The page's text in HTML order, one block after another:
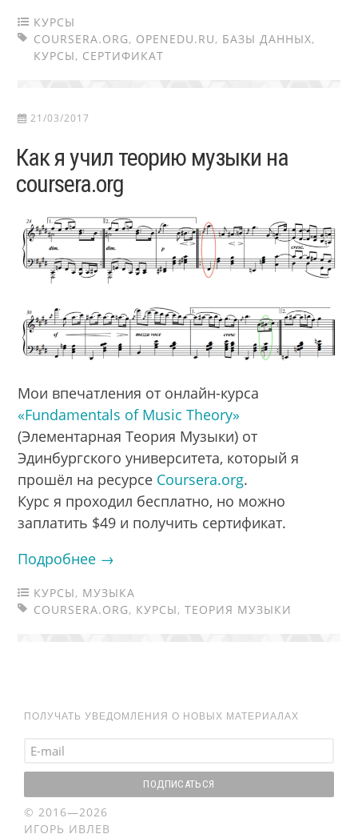
КУРСЫ
COURSERA.ORG, OPENEDU.RU, БАЗЫ ДАННЫХ,
КУРСЫ, СЕРТИФИКАТ
21/03/2017
Как я учил теорию музыки на
coursera.org
Мои впечатления от онлайн-курса
«Fundamentals of Music Theory»
(Элементарная Теория Музыки) от
Эдинбургского университета, который я
прошёл на ресурсе Coursera.org.
Курс я проходил бесплатно, но можно
заплатить $49 и получить сертификат.
Подробнее →
КУРСЫ, МУЗЫКА
COURSERA.ORG, КУРСЫ,ТЕОРИЯ МУЗЫКИ
ПОЛУЧАТЬ УВЕДОМЛЕНИЯ О НОВЫХ МАТЕРИАЛАХ
© 2016—2026
ИГОРЬ ИВЛЕВ